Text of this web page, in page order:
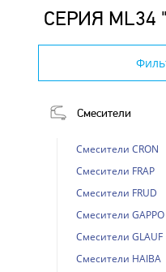
СЕРИЯ ML34
Смесители
Смесители CRON
Смесители FRAP
Смесители FRUD
Смесители GAPPO
Смесители GLAUF
Смесители HAIBA